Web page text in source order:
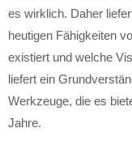
es wirklich. Daher
heutigen Fähigkeiten
existiert und welche
liefert ein
Werkzeuge, die es
Jahre.